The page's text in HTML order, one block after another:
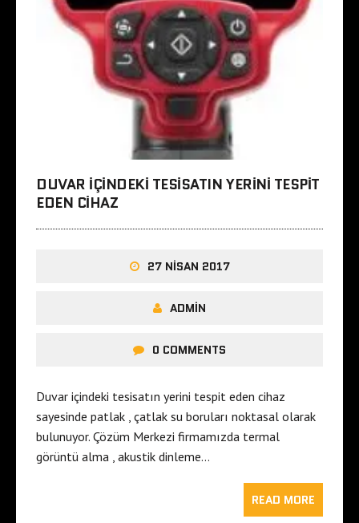
DUVAR IÇINDEKI TESISATIN YERINI TESPIT
EDEN CIHAZ
27 NISAN 2017
ADMIN
0 COMMENTS
Duvar içindeki tesisatın yerini tespit eden cihaz
sayesinde patlak , çatlak su boruları noktasal olarak
bulunuyor. Çözüm Merkezi firmamızda termal
görüntü alma , akustik dinleme…
READ MORE